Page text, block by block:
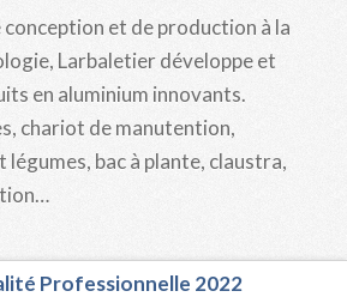
conception et de production à la
Larbaletier développe et
en aluminium innovants.
chariot de manutention,
bac à plante, claustra,
Professionnelle 2022